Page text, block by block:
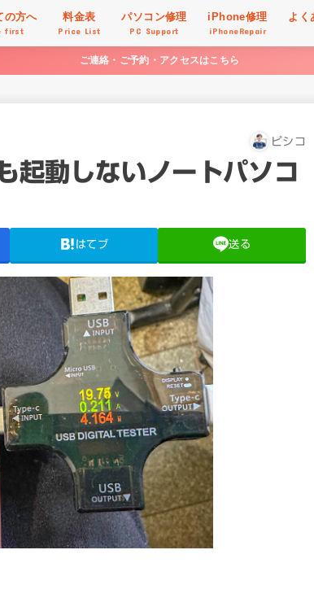
の方へ
first
料金表
Price List
パソコン修理
PC Support
iPhone修理
iPhoneRepair
よく
ご連絡・ご予約・アクセスはこちら
ピシコ
起動しないノートパソコ
はてブ 送る